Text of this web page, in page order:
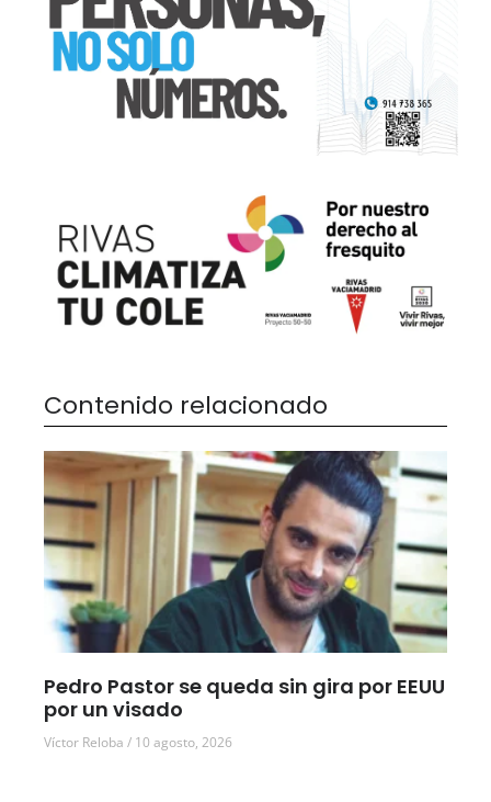
Contenido relacionado
Pedro Pastor se queda sin gira por EEUU
por un visado
Víctor Reloba 10 agosto, 2026